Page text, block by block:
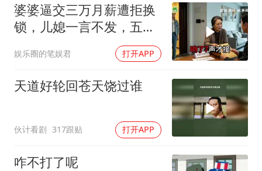
向鹏0-3不敌张本智和
命案逃犯躲进深山21年活得像野人
Meta重新支棱起来了吗
东方之约 相约未来
婆婆逼交三万月薪遭拒换
锁，儿媳一言不发，五天
娱乐圈的笔娱君 打开APP
天道好轮回苍天饶过谁
伙计看剧 317跟贴 打开APP
咋不打了呢